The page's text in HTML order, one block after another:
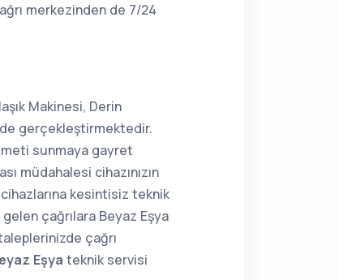
merkezinden de 7/24
Makinesi, Derin
gerçekleştirmektedir.
sunmaya gayret
müdahalesi cihazınızın
kesintisiz teknik
çağrılara Beyaz Eşya
çağrı
Eşya teknik servisi